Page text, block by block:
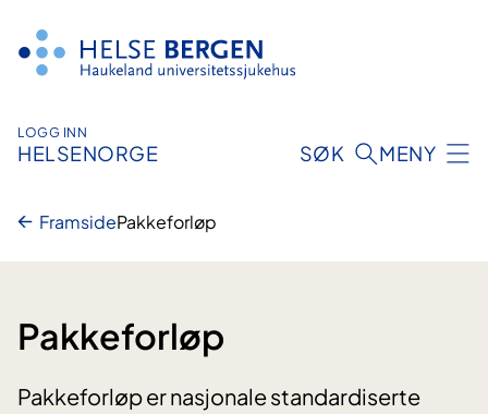
innhald
LOGG INN
HELSENORGE SØK MENY
FramsidePakkeforløp
Pakkeforløp
Pakkeforløp er nasjonale standardiserte